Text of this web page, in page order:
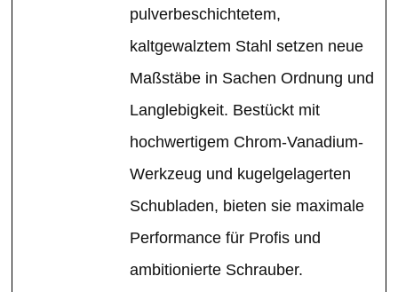
pulverbeschichtetem,
kaltgewalztem Stahl setzen neue
Maßstäbe in Sachen Ordnung und
Langlebigkeit. Bestückt mit
hochwertigem Chrom-Vanadium-
Werkzeug und kugelgelagerten
Schubladen, bieten sie maximale
Performance für Profis und
ambitionierte Schrauber.